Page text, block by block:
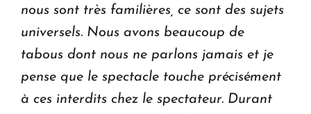
nous sont très familières, ce sont des sujets
universels. Nous avons beaucoup de
tabous dont nous ne parlons jamais et je
pense que le spectacle touche précisément
à ces interdits chez le spectateur. Durant